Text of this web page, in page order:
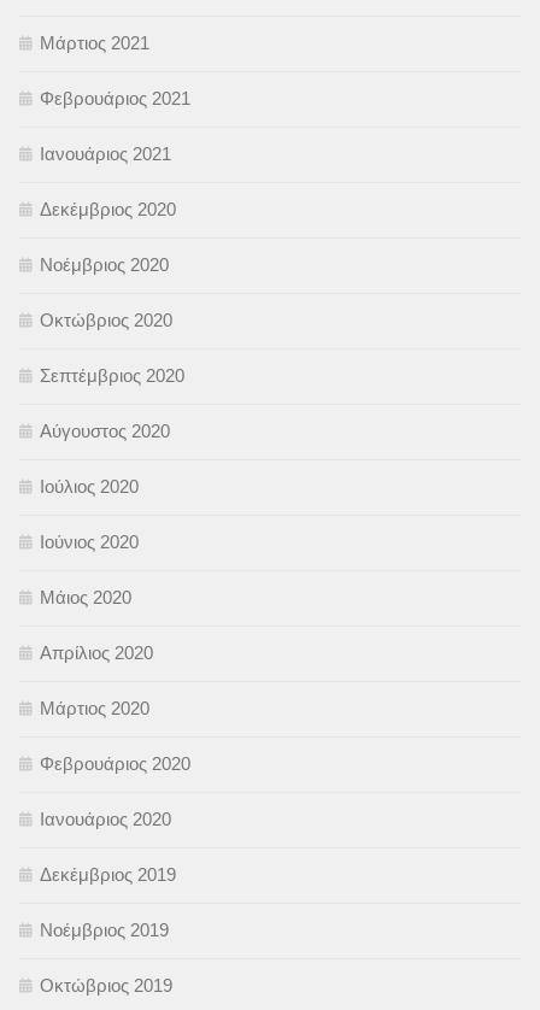
Μάρτιος 2021
Φεβρουάριος 2021
Ιανουάριος 2021
Δεκέμβριος 2020
Νοέμβριος 2020
Οκτώβριος 2020
Σεπτέμβριος 2020
Αύγουστος 2020
Ιούλιος 2020
Ιούνιος 2020
Μάιος 2020
Απρίλιος 2020
Μάρτιος 2020
Φεβρουάριος 2020
Ιανουάριος 2020
Δεκέμβριος 2019
Νοέμβριος 2019
Οκτώβριος 2019